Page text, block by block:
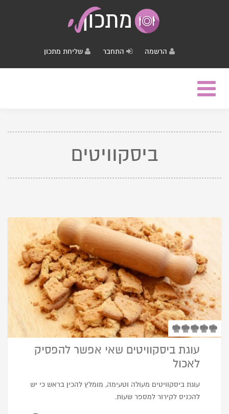
הרשמה התחבר שליחת מתכון
Toggle
navigation
ביסקוויטים
עוגת ביסקוויטים שאי אפשר להפסיק
לאכול
עוגת ביסקוויטים מעולה וטעימה, מומלץ להכין בראש כי יש
להכניס לקירור למספר שעות.